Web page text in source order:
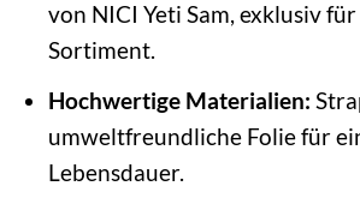
von NICI Yeti Sam, exklusiv
Sortiment.
Hochwertige Materialien:
umweltfreundliche Folie für
Lebensdauer.